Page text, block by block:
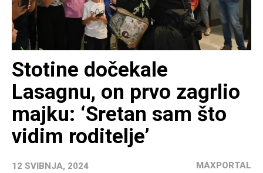
Stotine dočekale
Lasagnu, on prvo zagrlio
majku: ‘Sretan sam što
vidim roditelje’
12 SVIBNJA, 2024 MAXPORTAL